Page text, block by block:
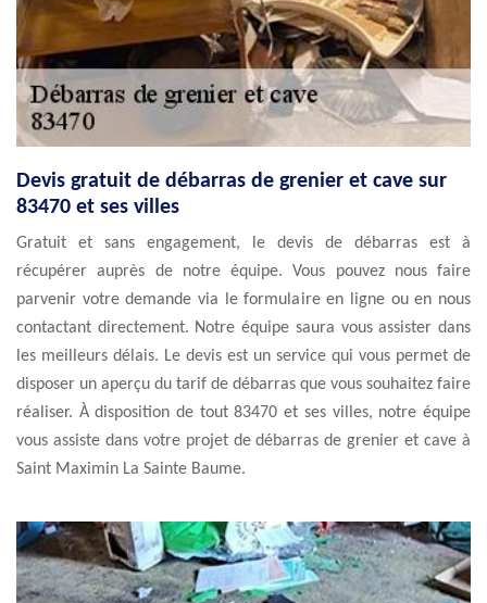
Devis gratuit de débarras de grenier et cave sur
83470 et ses villes
Gratuit et sans engagement, le devis de débarras est à
récupérer auprès de notre équipe. Vous pouvez nous faire
parvenir votre demande via le formulaire en ligne ou en nous
contactant directement. Notre équipe saura vous assister dans
les meilleurs délais. Le devis est un service qui vous permet de
disposer un aperçu du tarif de débarras que vous souhaitez faire
réaliser. À disposition de tout 83470 et ses villes, notre équipe
vous assiste dans votre projet de débarras de grenier et cave à
Saint Maximin La Sainte Baume.